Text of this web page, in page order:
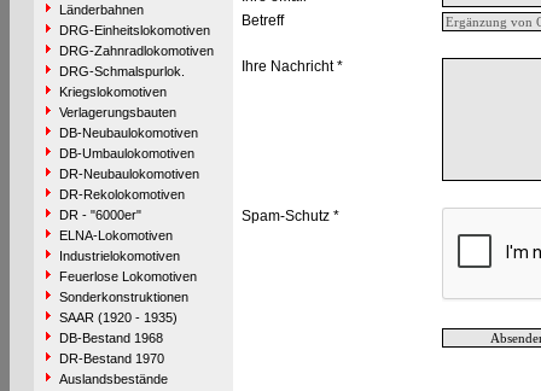
Länderbahnen
DRG-Einheitslokomotiven
DRG-Zahnradlokomotiven
DRG-Schmalspurlok.
Kriegslokomotiven
Verlagerungsbauten
DB-Neubaulokomotiven
DB-Umbaulokomotiven
DR-Neubaulokomotiven
DR-Rekolokomotiven
DR - "6000er"
ELNA-Lokomotiven
Industrielokomotiven
Feuerlose Lokomotiven
Sonderkonstruktionen
SAAR (1920 - 1935)
DB-Bestand 1968
DR-Bestand 1970
Auslandsbestände
Betreff
Ihre Nachricht *
Spam-Schutz *